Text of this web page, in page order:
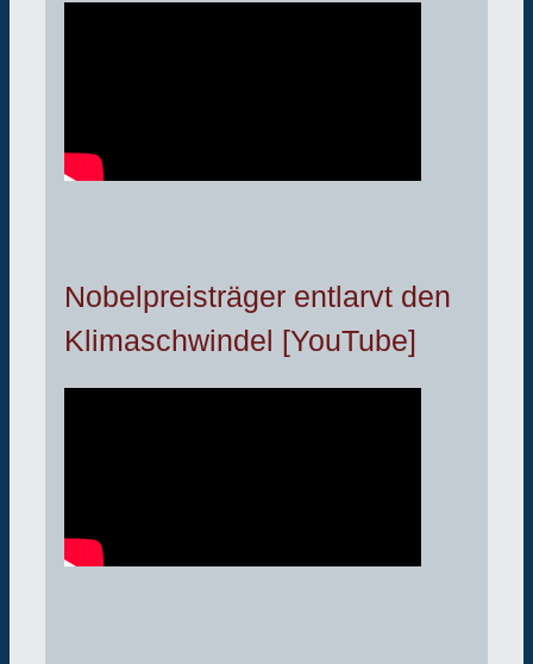
Nobelpreisträger entlarvt den
Klimaschwindel [YouTube]